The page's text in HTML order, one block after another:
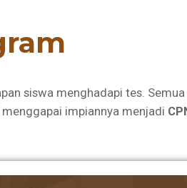
siswa menghadapi tes.
impiannya menjadi